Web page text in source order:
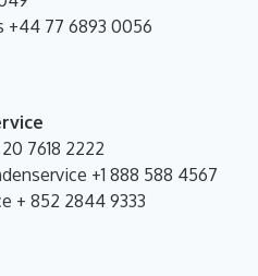
+44 77 6893 0056
7618 2222
+1 888 588 4567
+ 852 2844 9333